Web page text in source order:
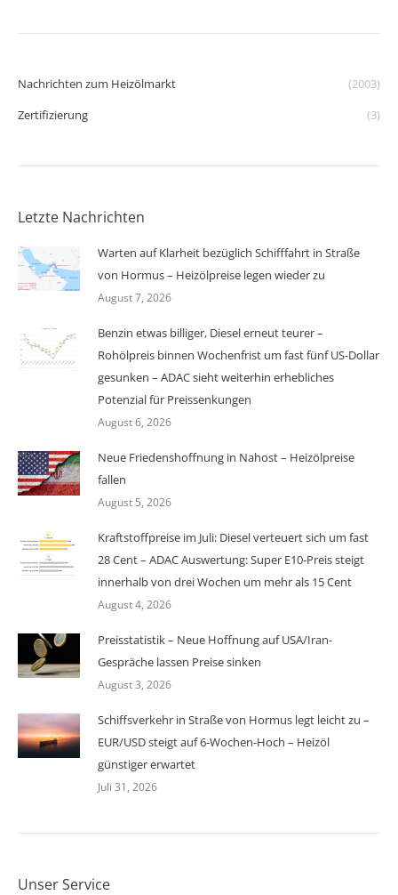
Nachrichten zum Heizölmarkt
(2003)
Zertifizierung
(3)
Letzte Nachrichten
Warten auf Klarheit bezüglich Schifffahrt in Straße
von Hormus – Heizölpreise legen wieder zu
August 7, 2026
Benzin etwas billiger, Diesel erneut teurer –
Rohölpreis binnen Wochenfrist um fast fünf US-Dollar
gesunken – ADAC sieht weiterhin erhebliches
Potenzial für Preissenkungen
August 6, 2026
Neue Friedenshoffnung in Nahost – Heizölpreise
fallen
August 5, 2026
Kraftstoffpreise im Juli: Diesel verteuert sich um fast
28 Cent – ADAC Auswertung: Super E10-Preis steigt
innerhalb von drei Wochen um mehr als 15 Cent
August 4, 2026
Preisstatistik – Neue Hoffnung auf USA/Iran-
Gespräche lassen Preise sinken
August 3, 2026
Schiffsverkehr in Straße von Hormus legt leicht zu –
EUR/USD steigt auf 6-Wochen-Hoch – Heizöl
günstiger erwartet
Juli 31, 2026
Unser Service